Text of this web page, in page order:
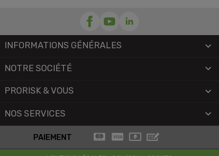
INFORMATIONS GÉNÉRALES 
NOTRE SOCIÉTÉ 
PRORISK & VOUS 
NOS SERVICES 
PAIEMENT